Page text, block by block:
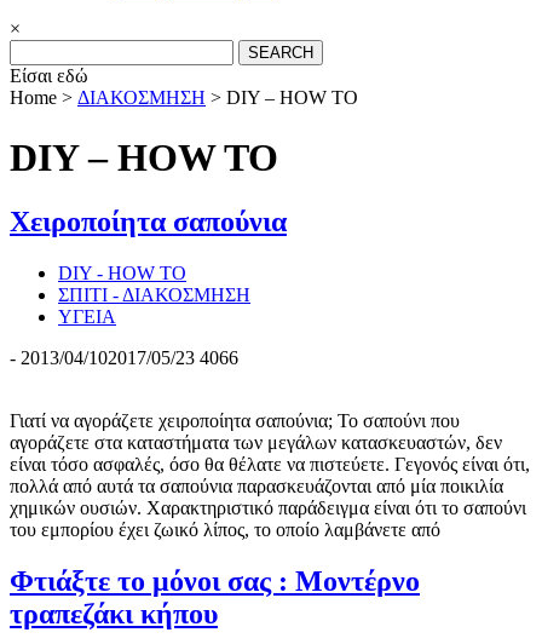
×
for:
Είσαι εδώ
Home > ΔΙΑΚΟΣΜΗΣΗ > DIY – HOW TO
DIY – HOW TO
Χειροποίητα σαπούνια
DIY - HOW TO
ΣΠΙΤΙ - ΔΙΑΚΟΣΜΗΣΗ
ΥΓΕΙΑ
- 2013/04/102017/05/23 4066
Γιατί να αγοράζετε χειροποίητα σαπούνια; Το σαπούνι που
αγοράζετε στα καταστήματα των μεγάλων κατασκευαστών, δεν
είναι τόσο ασφαλές, όσο θα θέλατε να πιστεύετε. Γεγονός είναι ότι,
πολλά από αυτά τα σαπούνια παρασκευάζονται από μία ποικιλία
χημικών ουσιών. Χαρακτηριστικό παράδειγμα είναι ότι το σαπούνι
του εμπορίου έχει ζωικό λίπος, το οποίο λαμβάνετε από
Φτιάξτε το μόνοι σας : Μοντέρνο
τραπεζάκι κήπου